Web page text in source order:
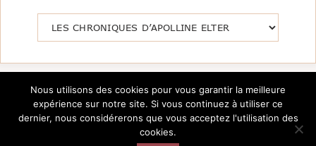
Copyright @2026 Le Pavillon de la Littérature -
Nous utilisons des cookies pour vous garantir la meilleure
expérience sur notre site. Si vous continuez à utiliser ce
dernier, nous considérerons que vous acceptez l'utilisation des
cookies.